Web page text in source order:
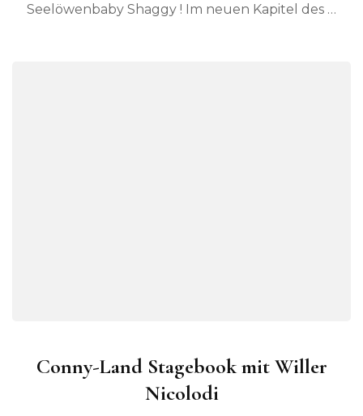
Seelöwenbaby Shaggy ! Im neuen Kapitel des …
Conny-Land Stagebook mit Willer
Nicolodi